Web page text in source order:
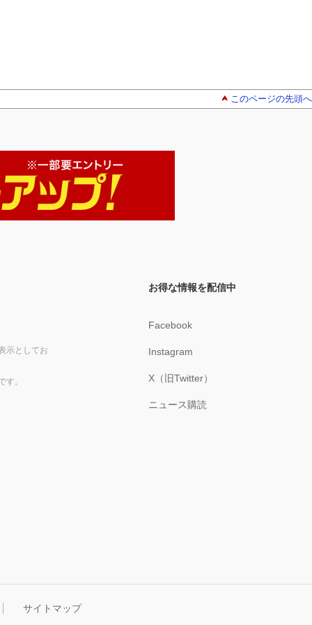
このページの先頭へ
示としてお
す。
お得な情報を配信中
Facebook
Instagram
X（旧Twitter）
ニュース購読
サイトマップ